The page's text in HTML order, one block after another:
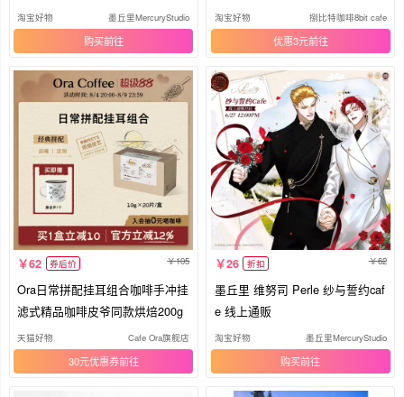
淘宝好物 墨丘里MercuryStudio
购买
麦片
淘宝好物 捌比特咖啡8bit cafe
优惠3元
62 券后价 105
Ora日常拼配挂耳组合咖啡手冲挂
滤式精品咖啡皮爷同款烘焙200g
天猫好物 Cafe Ora旗舰店
30元优惠券
26 折扣 62
墨丘里 维努司 Perle 纱与誓约caf
e 线上通贩
淘宝好物 墨丘里MercuryStudio
购买